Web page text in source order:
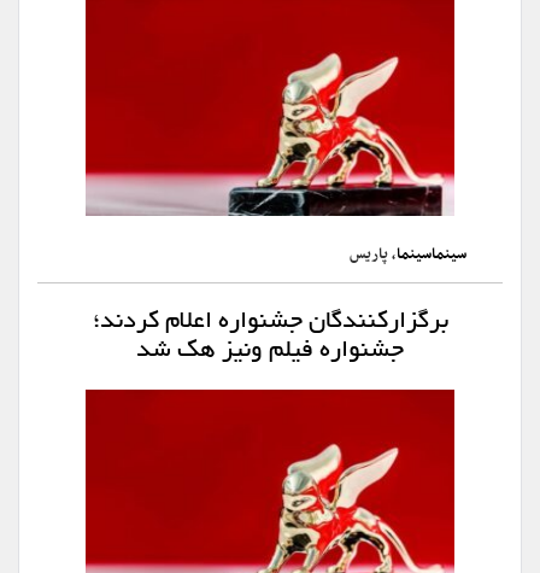
سینماسینما، پاریس
برگزارکنندگان جشنواره اعلام کردند؛
جشنواره فیلم ونیز هک شد